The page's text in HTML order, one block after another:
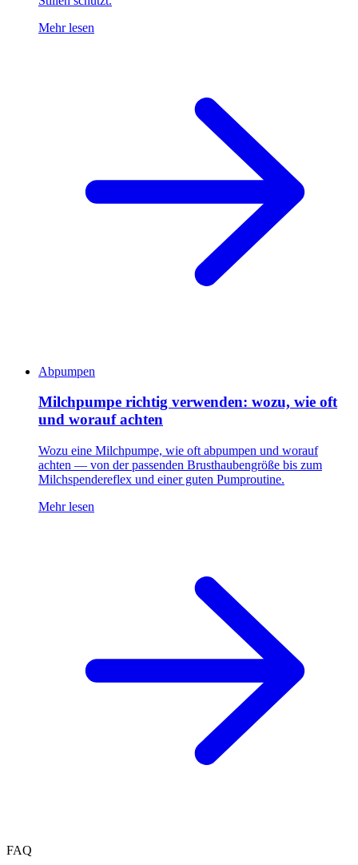
Mehr lesen
Abpumpen
Milchpumpe richtig verwenden: wozu, wie oft
und worauf achten
Wozu eine Milchpumpe, wie oft abpumpen und worauf
achten — von der passenden Brusthaubengröße bis zum
Milchspendereflex und einer guten Pumproutine.
Mehr lesen
FAQ